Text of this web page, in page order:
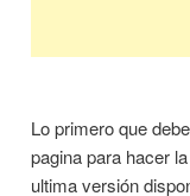
Lo primero que
pagina para hacer
ultima versión